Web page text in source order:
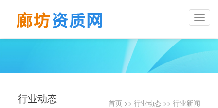
行业动态 首页>> 行业动态>> 行业新闻